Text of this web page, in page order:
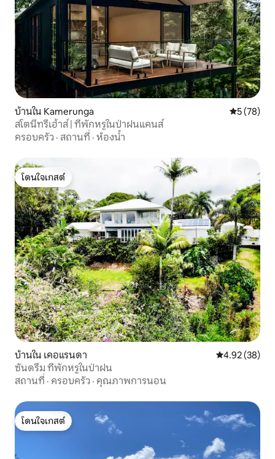
บ้านใน Kamerunga คะแนนเฉลี่
5 (78)
สโตนี่ทรีเฮ้าส์ | ที่พักหรูในป่าฝนแคนส์
ครอบครัว · สถานที่ · ห้องน้ำ
โดนใจเกสต์
โดนใจเกสต์
บ้านใน เคอแรนดา คะแนนเฉลี่ย
4.92 (38)
ซันดรีม ที่พักหรูในป่าฝน
สถานที่ · ครอบครัว · คุณภาพการนอน
โดนใจเกสต์
โดนใจเกสต์